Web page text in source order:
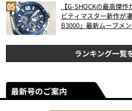
【G-SHOCKの最高傑
ビティマスター新作が
B3000」最新ムーブメ
ランキング一覧
最新号のご案内